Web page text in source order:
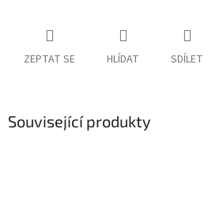
ZEPTAT SE HLÍDAT SDÍLET
Související produkty